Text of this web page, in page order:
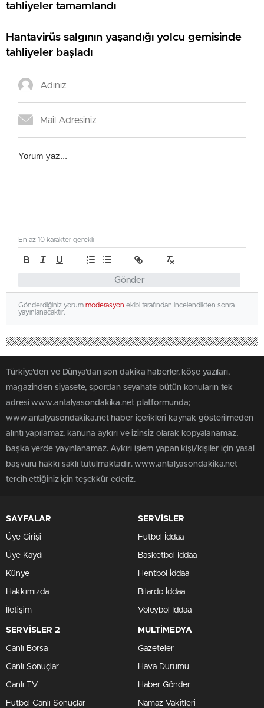
tahliyeler tamamlandı
Hantavirüs salgının yaşandığı yolcu gemisinde
tahliyeler başladı
Gönder
En az 10 karakter gerekli
Gönderdiğiniz yorum moderasyon ekibi tarafından incelendikten sonra
yayınlanacaktır.
Türkiye'den ve Dünya’dan son dakika haberler, köşe yazıları,
magazinden siyasete, spordan seyahate bütün konuların tek
adresi www.antalyasondakika.net platformunda;
www.antalyasondakika.net haber içerikleri kaynak gösterilmeden
alıntı yapılamaz, kanuna aykırı ve izinsiz olarak kopyalanamaz,
başka yerde yayınlanamaz. Aykırı işlem yapan kişi/kişiler için yasal
başvuru hakkı saklı tutulmaktadır. www.antalyasondakika.net
tercih ettiğiniz için teşekkür ederiz.
SAYFALAR
Üye Girişi
Üye Kaydı
Künye
Hakkımızda
İletişim
SERVİSLER
Futbol İddaa
Basketbol İddaa
Hentbol İddaa
Bilardo İddaa
Voleybol İddaa
SERVİSLER 2
Canlı Borsa
Canlı Sonuçlar
Canlı TV
Futbol Canlı Sonuçlar
MULTİMEDYA
Gazeteler
Hava Durumu
Haber Gönder
Namaz Vakitleri